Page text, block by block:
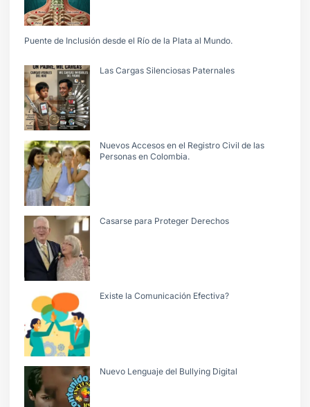
Puente de Inclusión desde el Río de la Plata al Mundo.
Las Cargas Silenciosas Paternales
Nuevos Accesos en el Registro Civil de las
Personas en Colombia.
Casarse para Proteger Derechos
Existe la Comunicación Efectiva?
Nuevo Lenguaje del Bullying Digital